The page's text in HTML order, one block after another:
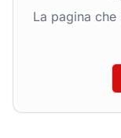
La pagina